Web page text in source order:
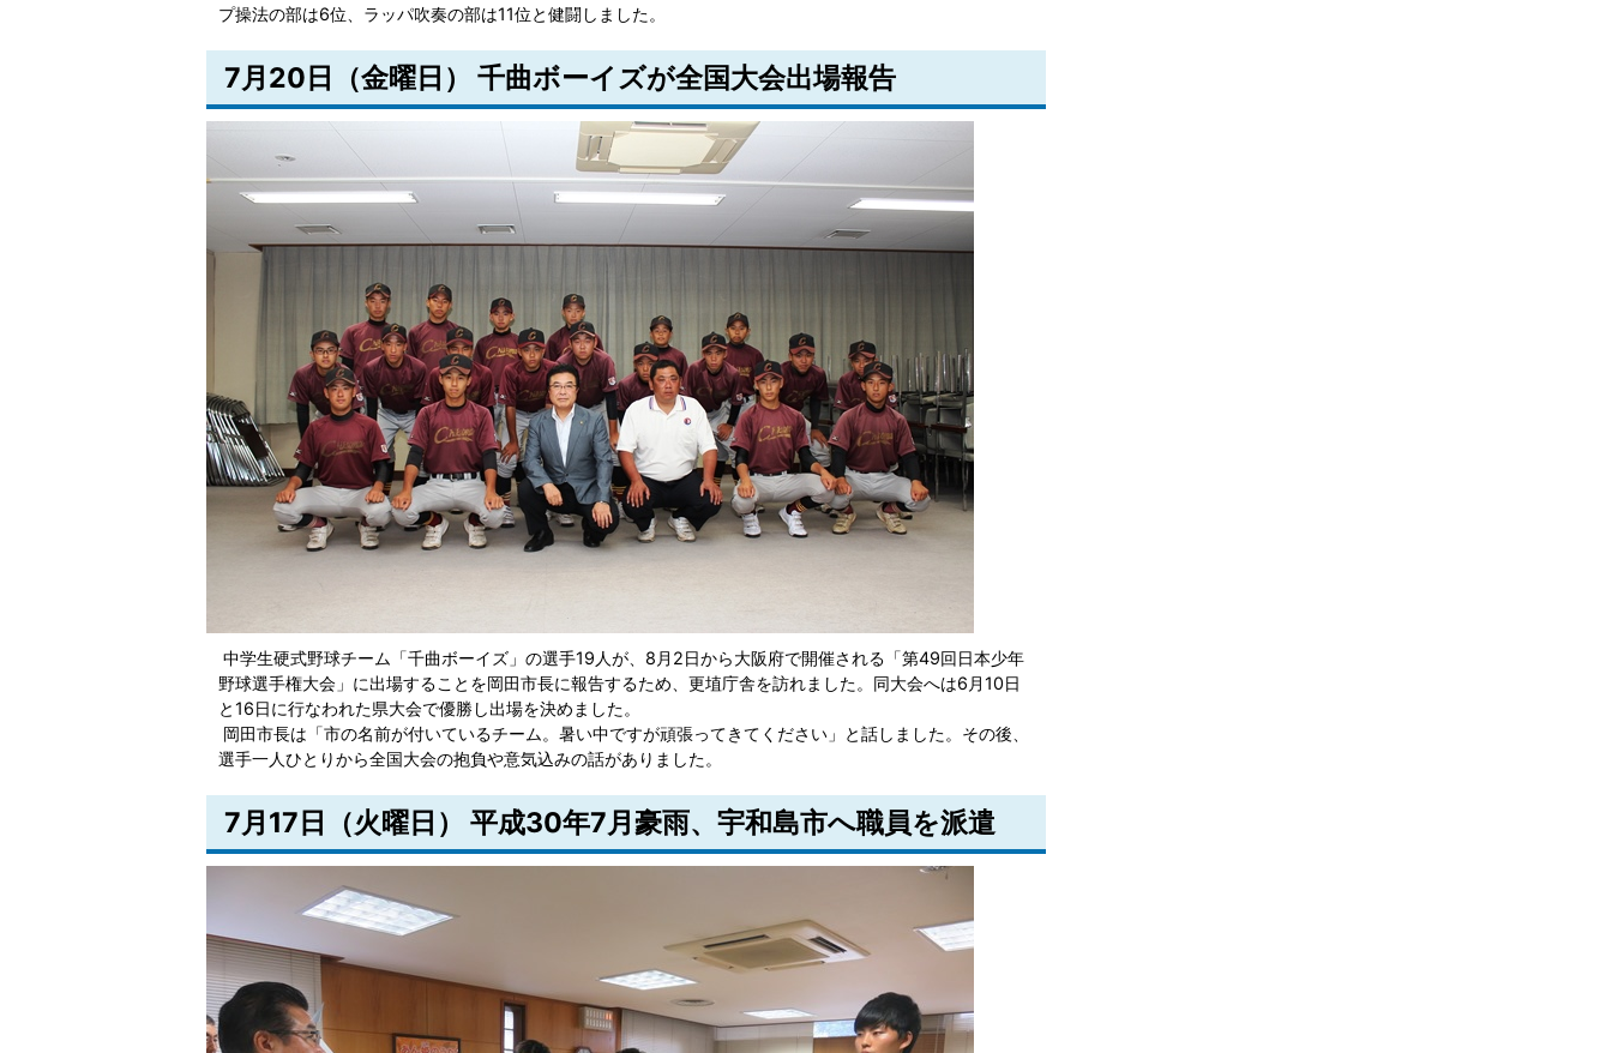
プ操法の部は6位、ラッパ吹奏の部は11位と健闘しました。
7月20日（金曜日） 千曲ボーイズが全国大会出場報告
中学生硬式野球チーム「千曲ボーイズ」の選手19人が、8月2日から大阪府で開催される「第49回日本少年
野球選手権大会」に出場することを岡田市長に報告するため、更埴庁舎を訪れました。同大会へは6月10日
と16日に行なわれた県大会で優勝し出場を決めました。
岡田市長は「市の名前が付いているチーム。暑い中ですが頑張ってきてください」と話しました。その後、
選手一人ひとりから全国大会の抱負や意気込みの話がありました。
7月17日（火曜日） 平成30年7月豪雨、宇和島市へ職員を派遣